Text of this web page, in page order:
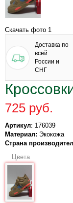
Скачать фото 1
Доставка по
всей
России и
СНГ
725 руб.
Артикул: 176039
Материал: Экокожа
Страна
Цвета